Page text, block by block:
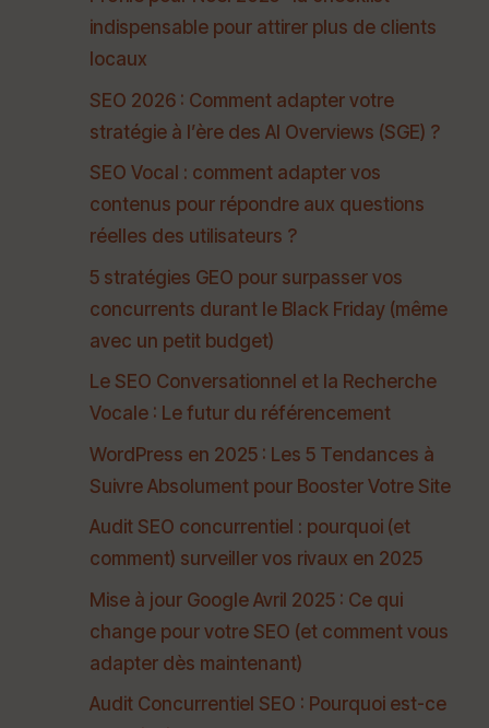
indispensable pour attirer plus de clients
locaux
SEO 2026 : Comment adapter votre
stratégie à l’ère des AI Overviews (SGE) ?
SEO Vocal : comment adapter vos
contenus pour répondre aux questions
réelles des utilisateurs ?
5 stratégies GEO pour surpasser vos
concurrents durant le Black Friday (même
avec un petit budget)
Le SEO Conversationnel et la Recherche
Vocale : Le futur du référencement
WordPress en 2025 : Les 5 Tendances à
Suivre Absolument pour Booster Votre Site
Audit SEO concurrentiel : pourquoi (et
comment) surveiller vos rivaux en 2025
Mise à jour Google Avril 2025 : Ce qui
change pour votre SEO (et comment vous
adapter dès maintenant)
Audit Concurrentiel SEO : Pourquoi est-ce